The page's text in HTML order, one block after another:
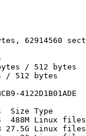
62914560
/ 512 bytes
/ 512 bytes
4122D1B01ADE
Type
488M Linux
27.5G Linux